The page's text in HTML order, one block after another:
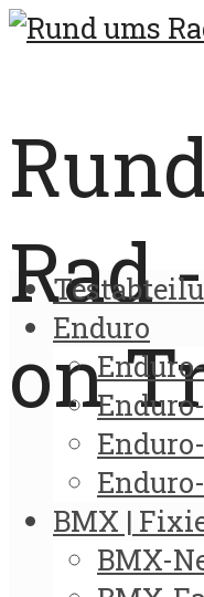
Rad
on
Enduro
BMX |
BMX-